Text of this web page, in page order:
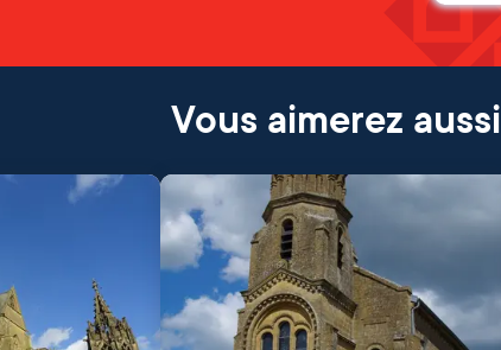
Vous aimerez aussi